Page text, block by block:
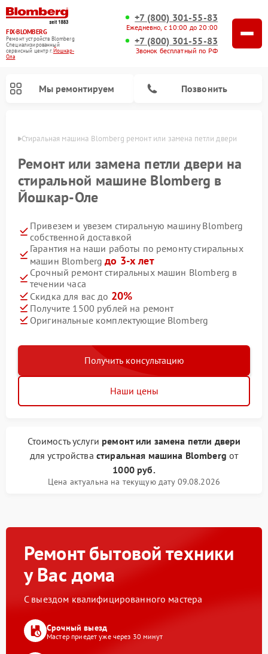
FIX-BLOMBERG
Ремонт устройств Blomberg
Специализированный
cервисный центр г.Йошкар-
Ола
+7 (800) 301-55-83
Ежедневно, с 10:00 до 20:00
+7 (800) 301-55-83
Звонок бесплатный по РФ
Мы ремонтируем Позвонить
Стиральная машина Blomberg ремонт или замена петли двери
Ремонт или замена петли двери на
стиральной машине Blomberg в
Йошкар-Оле
Привезем и увезем стиральную машину Blomberg
собственной доставкой
Гарантия на наши работы по ремонту стиральных
машин Blombergдо 3-х лет
Срочный ремонт стиральных машин Blomberg в
течении часа
Скидка для вас до 20%
Получите 1500 рублей на ремонт
Оригинальные комплектующие Blomberg
Получить консультацию
Наши цены
Стоимость услуги ремонт или замена петли двери
для устройства стиральная машина Blomberg от
1000 руб.
Цена актуальна на текущую дату 09.08.2026
Ремонт бытовой техники
у Вас дома
С выездом квалифицированного мастера
Срочный выезд
Мастер приедет уже через 30 минут